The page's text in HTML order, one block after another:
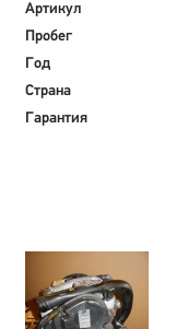
Артикул
Пробег
Год
Страна
Гарантия